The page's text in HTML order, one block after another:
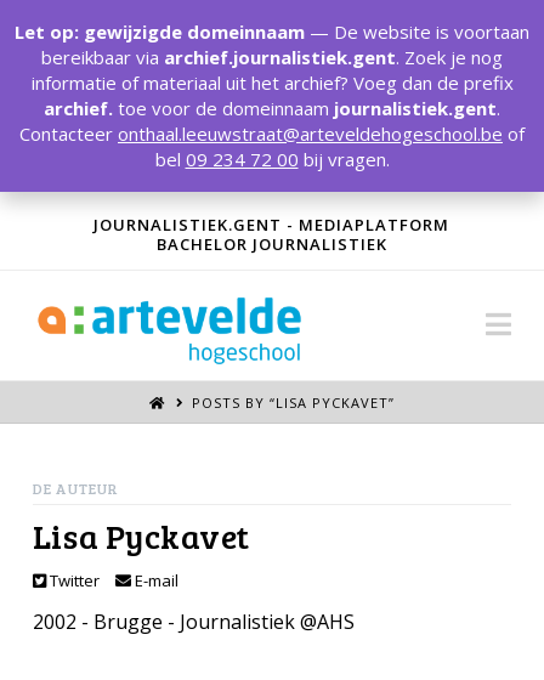
JOURNALISTIEK.GENT - MEDIAPLATFORM
BACHELOR JOURNALISTIEK
POSTS BY “LISA PYCKAVET”
DE AUTEUR
Lisa Pyckavet
Twitter E-mail
2002 - Brugge - Journalistiek @AHS
Let op: gewijzigde domeinnaam — De website is voortaan
bereikbaar via archief.journalistiek.gent. Zoek je nog
informatie of materiaal uit het archief? Voeg dan de prefix
archief. toe voor de domeinnaam journalistiek.gent.
Contacteer onthaal.leeuwstraat@arteveldehogeschool.be of
bel 09 234 72 00 bij vragen.